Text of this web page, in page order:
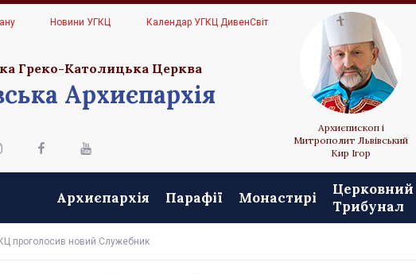
Новини УГКЦ Календар УГКЦ ДивенСвіт
Греко-Католицька Церква
Архиєпархія
Архиєпископ і
Митрополит Львівський
Кир Ігор
Архиєпархія Парафії Монастирі
Церковний
Трибунал
проголосив новий Служебник